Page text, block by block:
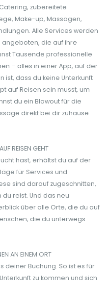
zubereitete
Make-up, Massagen,
Alle Services werden
die auf ihre
Tausende professionelle
– alles in einer App, auf der
ist, dass du keine Unterkunft
auf Reisen sein musst, um
du ein Blowout für die
direkt bei dir zuhause
REISEN GEHT
hast, erhältst du auf der
für Services und
sind darauf zugeschnitten,
reist. Und das neu
über alle Orte, die du auf
die du unterwegs
AN EINEM ORT
deiner Buchung. So ist es für
zu kommen und sich